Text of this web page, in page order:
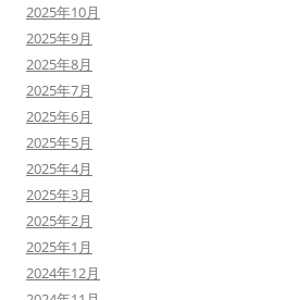
2025年10月
2025年9月
2025年8月
2025年7月
2025年6月
2025年5月
2025年4月
2025年3月
2025年2月
2025年1月
2024年12月